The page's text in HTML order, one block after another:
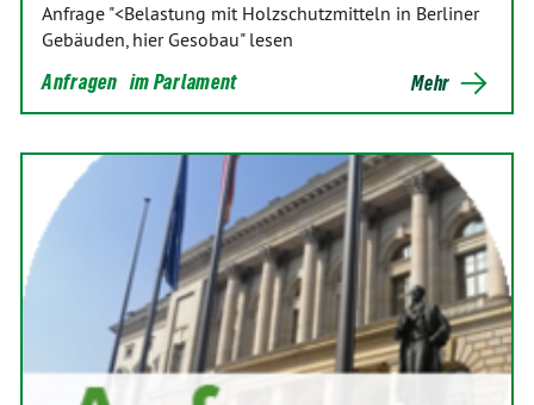
Anfrage "<Belastung mit Holzschutzmitteln in Berliner
Gebäuden, hier Gesobau" lesen
Anfragen im Parlament Mehr